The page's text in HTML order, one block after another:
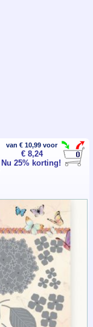
van € 10,99 voor
€ 8,24
Nu 25% korting!